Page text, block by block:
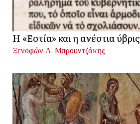
Η «Εστία» και η ανέστια ύβρις
Ξενοφών Α. Μπρουντζάκης